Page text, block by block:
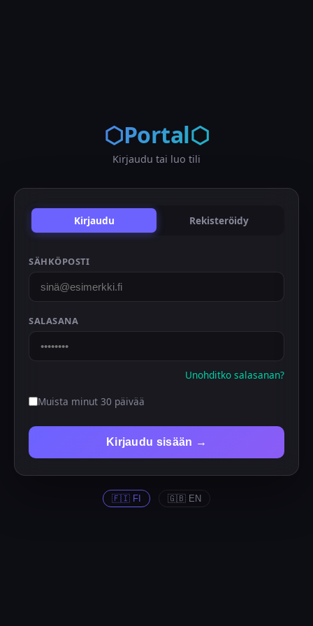
⬡Portal⬡
Kirjaudu tai luo tili
Kirjaudu Rekisteröidy
SÄHKÖPOSTI
SALASANA
Unohditko salasanan?
Muista minut 30 päivää
Kirjaudu sisään →
🇫🇮 FI 🇬🇧 EN